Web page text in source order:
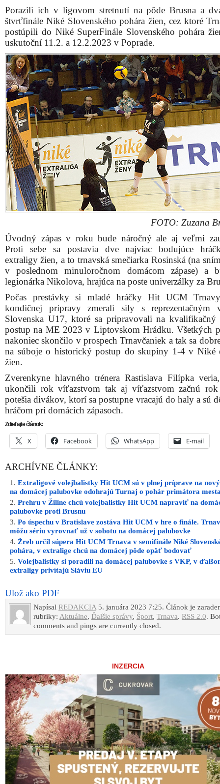
Porazili ich v ligovom stretnutí na pôde Brusna a
štvrťfinále Niké Slovenského pohára žien, cez ktoré
postúpili do Niké SuperFinále Slovenského pohára
uskutoční 11.2. a 12.2.2023 v Poprade.
FOTO: Zuzana
Úvodný zápas v roku bude náročný ale aj veľmi
Proti sebe sa postavia dve najviac bodujúce
extraligy žien, a to trnavská smečiarka Rosinská (na
v poslednom minuloročnom domácom zápase) a
legionárka Nikolova, hrajúca na poste univerzálky za
Počas prestávky si mladé hráčky Hit UCM
kondičnej prípravy zmerali sily s reprezentačným
Slovenska U17, ktoré sa pripravovali na
postup na ME 2023 v Liptovskom Hrádku. Všetkých
nakoniec skončilo v prospech Trnavčaniek a tak sa
na súboje o historický postup do skupiny 1-4 v Niké
žien.
Zverenkyne hlavného trénera Rastislava Filípka
ukončili rok víťazstvom tak aj víťazstvom začnú
potešia divákov, ktorí sa postupne vracajú do haly a sú
hráčom pri domácich zápasoch.
Zdieľajte článok:
X Facebook WhatsApp E-mail
ARCHÍVNE ČLÁNKY:
Extraligové volejbalistky Hit UCM sú v plnej príprave na
na domácej palubovke odohrajú Turnaj o pohár primátora
Prehru v Žiline chcú volejbalistky Hit UCM napraviť na
palubovke proti Brusnu
Po úspechu v Bratislave zostáva Hit UCM v hre o finále.
môžu sériu vyrovnať už v sobotu na domácej palubovke
Žreb určil súpera Hit UCM Trnava v semifinále Niké
pohára, v extralige chcú na domácej pôde opäť bodovať
Volejbalistky si poradili na domácej palubovke s VKP, v
extraligy privítajú Sláviu EU
Ulož ako PDF
Napísal REDAKCIA5. januára 2023 7:25. Článok je
rubriky: Aktuálne, Ďalšie správy, Šport, Trnava. RSS 2.0.
comments and pings are currently closed.
INZERCIA